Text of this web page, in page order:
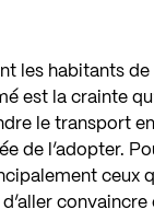
les habitants
est la crainte
le transport
de l’adopter.
ceux
convaincre